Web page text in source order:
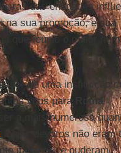
das entidades
na sua promoção, e sua
que reuniu o maior
de uma instituição
voos para
Roma
a mais numerosa
, cujos devotos não eram
italianos, e puderam